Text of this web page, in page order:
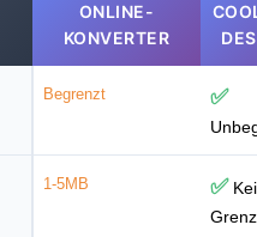
ONLINE-
KONVERTER
Begrenzt ✅
1-5MB ✅